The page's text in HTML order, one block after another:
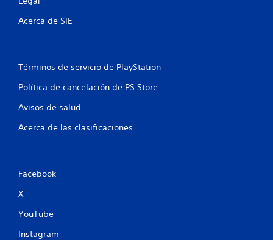
Acerca de SIE
Términos de servicio de PlayStation
Política de cancelación de PS Store
Avisos de salud
Acerca de las clasificaciones
Facebook
X
YouTube
Instagram